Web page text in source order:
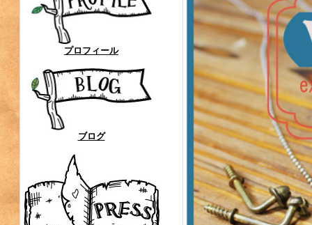
プロフィール
ブログ